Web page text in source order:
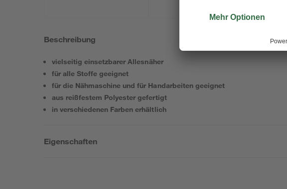
Beschreibung
vielseitig einsetzbarer Allesnäher
für alle Stoffe geeignet
für die Nähmaschine und für Handarbeiten geeignet
aus reißfestem Polyester gefertigt
in verschiedenen Farben erhältlich
Eigenschaften